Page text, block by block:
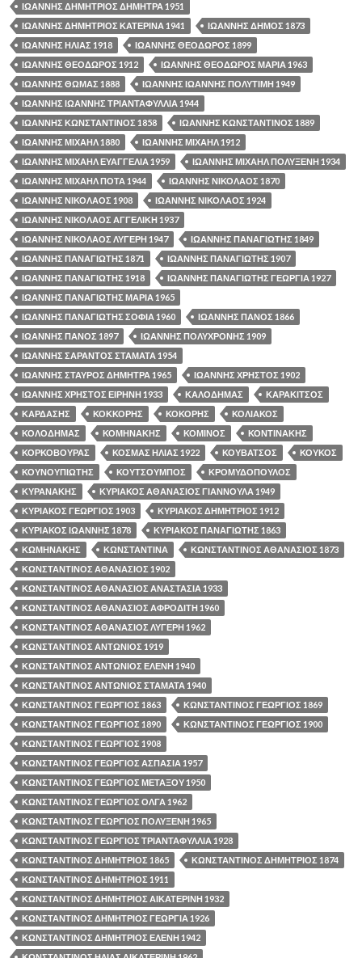
ΙΩΑΝΝΗΣ ΔΗΜΗΤΡΙΟΣ ΔΗΜΗΤΡΑ 1951
ΙΩΑΝΝΗΣ ΔΗΜΗΤΡΙΟΣ ΚΑΤΕΡΙΝΑ 1941
ΙΩΑΝΝΗΣ ΔΗΜΟΣ 1873
ΙΩΑΝΝΗΣ ΗΛΙΑΣ 1918
ΙΩΑΝΝΗΣ ΘΕΟΔΩΡΟΣ 1899
ΙΩΑΝΝΗΣ ΘΕΟΔΩΡΟΣ 1912
ΙΩΑΝΝΗΣ ΘΕΟΔΩΡΟΣ ΜΑΡΙΑ 1963
ΙΩΑΝΝΗΣ ΘΩΜΑΣ 1888
ΙΩΑΝΝΗΣ ΙΩΑΝΝΗΣ ΠΟΛΥΤΙΜΗ 1949
ΙΩΑΝΝΗΣ ΙΩΑΝΝΗΣ ΤΡΙΑΝΤΑΦΥΛΛΙΑ 1944
ΙΩΑΝΝΗΣ ΚΩΝΣΤΑΝΤΙΝΟΣ 1858
ΙΩΑΝΝΗΣ ΚΩΝΣΤΑΝΤΙΝΟΣ 1889
ΙΩΑΝΝΗΣ ΜΙΧΑΗΛ 1880
ΙΩΑΝΝΗΣ ΜΙΧΑΗΛ 1912
ΙΩΑΝΝΗΣ ΜΙΧΑΗΛ ΕΥΑΓΓΕΛΙΑ 1959
ΙΩΑΝΝΗΣ ΜΙΧΑΗΛ ΠΟΛΥΞΕΝΗ 1934
ΙΩΑΝΝΗΣ ΜΙΧΑΗΛ ΠΟΤΑ 1944
ΙΩΑΝΝΗΣ ΝΙΚΟΛΑΟΣ 1870
ΙΩΑΝΝΗΣ ΝΙΚΟΛΑΟΣ 1908
ΙΩΑΝΝΗΣ ΝΙΚΟΛΑΟΣ 1924
ΙΩΑΝΝΗΣ ΝΙΚΟΛΑΟΣ ΑΓΓΕΛΙΚΗ 1937
ΙΩΑΝΝΗΣ ΝΙΚΟΛΑΟΣ ΛΥΓΕΡΗ 1947
ΙΩΑΝΝΗΣ ΠΑΝΑΓΙΩΤΗΣ 1849
ΙΩΑΝΝΗΣ ΠΑΝΑΓΙΩΤΗΣ 1871
ΙΩΑΝΝΗΣ ΠΑΝΑΓΙΩΤΗΣ 1907
ΙΩΑΝΝΗΣ ΠΑΝΑΓΙΩΤΗΣ 1918
ΙΩΑΝΝΗΣ ΠΑΝΑΓΙΩΤΗΣ ΓΕΩΡΓΙΑ 1927
ΙΩΑΝΝΗΣ ΠΑΝΑΓΙΩΤΗΣ ΜΑΡΙΑ 1965
ΙΩΑΝΝΗΣ ΠΑΝΑΓΙΩΤΗΣ ΣΟΦΙΑ 1960
ΙΩΑΝΝΗΣ ΠΑΝΟΣ 1866
ΙΩΑΝΝΗΣ ΠΑΝΟΣ 1897
ΙΩΑΝΝΗΣ ΠΟΛΥΧΡΟΝΗΣ 1909
ΙΩΑΝΝΗΣ ΣΑΡΑΝΤΟΣ ΣΤΑΜΑΤΑ 1954
ΙΩΑΝΝΗΣ ΣΤΑΥΡΟΣ ΔΗΜΗΤΡΑ 1965
ΙΩΑΝΝΗΣ ΧΡΗΣΤΟΣ 1902
ΙΩΑΝΝΗΣ ΧΡΗΣΤΟΣ ΕΙΡΗΝΗ 1933
ΚΑΛΟΔΗΜΑΣ
ΚΑΡΑΚΙΤΣΟΣ
ΚΑΡΔΑΣΗΣ
ΚΟΚΚΟΡΗΣ ΚΟΚΟΡΗΣ
ΚΟΛΙΑΚΟΣ
ΚΟΛΟΔΗΜΑΣ
ΚΟΜΗΝΑΚΗΣ ΚΟΜΙΝΟΣ
ΚΟΝΤΙΝΑΚΗΣ
ΚΟΡΚΟΒΟΥΡΑΣ
ΚΟΣΜΑΣ ΗΛΙΑΣ 1922 ΚΟΥΒΑΤΣΟΣ
ΚΟΥΚΟΣ
ΚΟΥΝΟΥΠΙΩΤΗΣ
ΚΟΥΤΣΟΥΜΠΟΣ
ΚΡΟΜΥΔΟΠΟΥΛΟΣ
ΚΥΡΑΝΑΚΗΣ
ΚΥΡΙΑΚΟΣ ΑΘΑΝΑΣΙΟΣ ΓΙΑΝΝΟΥΛΑ 1949
ΚΥΡΙΑΚΟΣ ΓΕΩΡΓΙΟΣ 1903
ΚΥΡΙΑΚΟΣ ΔΗΜΗΤΡΙΟΣ 1912
ΚΥΡΙΑΚΟΣ ΙΩΑΝΝΗΣ 1878
ΚΥΡΙΑΚΟΣ ΠΑΝΑΓΙΩΤΗΣ 1863
ΚΩΜΗΝΑΚΗΣ
ΚΩΝΣΤΑΝΤΙΝΑ
ΚΩΝΣΤΑΝΤΙΝΟΣ ΑΘΑΝΑΣΙΟΣ 1873
ΚΩΝΣΤΑΝΤΙΝΟΣ ΑΘΑΝΑΣΙΟΣ 1902
ΚΩΝΣΤΑΝΤΙΝΟΣ ΑΘΑΝΑΣΙΟΣ ΑΝΑΣΤΑΣΙΑ 1933
ΚΩΝΣΤΑΝΤΙΝΟΣ ΑΘΑΝΑΣΙΟΣ ΑΦΡΟΔΙΤΗ 1960
ΚΩΝΣΤΑΝΤΙΝΟΣ ΑΘΑΝΑΣΙΟΣ ΛΥΓΕΡΗ 1962
ΚΩΝΣΤΑΝΤΙΝΟΣ ΑΝΤΩΝΙΟΣ 1919
ΚΩΝΣΤΑΝΤΙΝΟΣ ΑΝΤΩΝΙΟΣ ΕΛΕΝΗ 1940
ΚΩΝΣΤΑΝΤΙΝΟΣ ΑΝΤΩΝΙΟΣ ΣΤΑΜΑΤΑ 1940
ΚΩΝΣΤΑΝΤΙΝΟΣ ΓΕΩΡΓΙΟΣ 1863
ΚΩΝΣΤΑΝΤΙΝΟΣ ΓΕΩΡΓΙΟΣ 1869
ΚΩΝΣΤΑΝΤΙΝΟΣ ΓΕΩΡΓΙΟΣ 1890
ΚΩΝΣΤΑΝΤΙΝΟΣ ΓΕΩΡΓΙΟΣ 1900
ΚΩΝΣΤΑΝΤΙΝΟΣ ΓΕΩΡΓΙΟΣ 1908
ΚΩΝΣΤΑΝΤΙΝΟΣ ΓΕΩΡΓΙΟΣ ΑΣΠΑΣΙΑ 1957
ΚΩΝΣΤΑΝΤΙΝΟΣ ΓΕΩΡΓΙΟΣ ΜΕΤΑΞΟΥ 1950
ΚΩΝΣΤΑΝΤΙΝΟΣ ΓΕΩΡΓΙΟΣ ΟΛΓΑ 1962
ΚΩΝΣΤΑΝΤΙΝΟΣ ΓΕΩΡΓΙΟΣ ΠΟΛΥΞΕΝΗ 1965
ΚΩΝΣΤΑΝΤΙΝΟΣ ΓΕΩΡΓΙΟΣ ΤΡΙΑΝΤΑΦΥΛΛΙΑ 1928
ΚΩΝΣΤΑΝΤΙΝΟΣ ΔΗΜΗΤΡΙΟΣ 1865
ΚΩΝΣΤΑΝΤΙΝΟΣ ΔΗΜΗΤΡΙΟΣ 1874
ΚΩΝΣΤΑΝΤΙΝΟΣ ΔΗΜΗΤΡΙΟΣ 1911
ΚΩΝΣΤΑΝΤΙΝΟΣ ΔΗΜΗΤΡΙΟΣ ΑΙΚΑΤΕΡΙΝΗ 1932
ΚΩΝΣΤΑΝΤΙΝΟΣ ΔΗΜΗΤΡΙΟΣ ΓΕΩΡΓΙΑ 1926
ΚΩΝΣΤΑΝΤΙΝΟΣ ΔΗΜΗΤΡΙΟΣ ΕΛΕΝΗ 1942